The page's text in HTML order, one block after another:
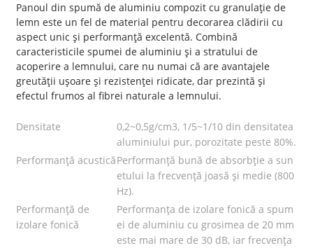
Panoul din spumă de aluminiu compozit cu granulație de
lemn este un fel de material pentru decorarea clădirii cu
aspect unic și performanță excelentă. Combină
caracteristicile spumei de aluminiu și a stratului de
acoperire a lemnului, care nu numai că are avantajele
greutății ușoare și rezistenței ridicate, dar prezintă și
efectul frumos al fibrei naturale a lemnului.
Densitate
0,2~0,5g/cm3, 1/5~1/10 din densitatea
aluminiului pur, porozitate peste 80%.
Performanță acusticăPerformanță bună de absorbție a sun
etului la frecvență joasă și medie (800
Hz).
Performanță de
izolare fonică
Performanța de izolare fonică a spum
ei de aluminiu cu grosimea de 20 mm
este mai mare de 30 dB, iar frecvența